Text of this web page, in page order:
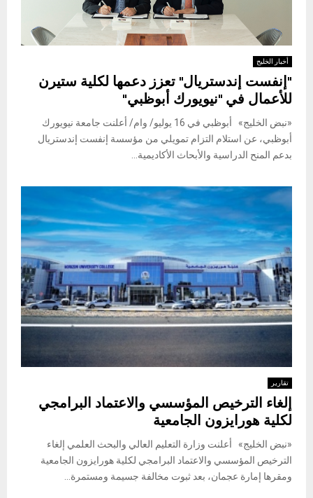
أخبار الخليج
"إنفست إندستريال" تعزز دعمها لكلية ستيرن
للأعمال في "نيويورك أبوظبي"
«نبض الخليج» أبوظبي في 16 يوليو/ وام/ أعلنت جامعة نيويورك
أبوظبي، عن استلام التزام تمويلي من مؤسسة إنفست إندستريال
بدعم المنح الدراسية والأبحاث الأكاديمية...
تقارير
إلغاء الترخيص المؤسسي والاعتماد البرامجي
لكلية هورايزون الجامعية
«نبض الخليج» أعلنت وزارة التعليم العالي والبحث العلمي إلغاء
الترخيص المؤسسي والاعتماد البرامجي لكلية هورايزون الجامعية
ومقرها إمارة عجمان، بعد ثبوت مخالفة جسيمة ومستمرة...